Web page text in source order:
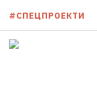
#СПЕЦПРОЕКТИ